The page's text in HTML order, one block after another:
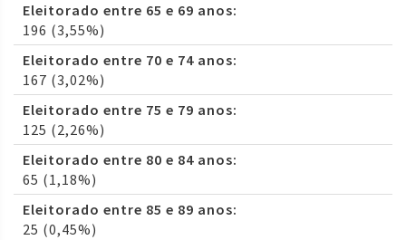
Eleitorado entre 65 e 69 anos:
196 (3,55%)
Eleitorado entre 70 e 74 anos:
167 (3,02%)
Eleitorado entre 75 e 79 anos:
125 (2,26%)
Eleitorado entre 80 e 84 anos:
65 (1,18%)
Eleitorado entre 85 e 89 anos:
25 (0,45%)